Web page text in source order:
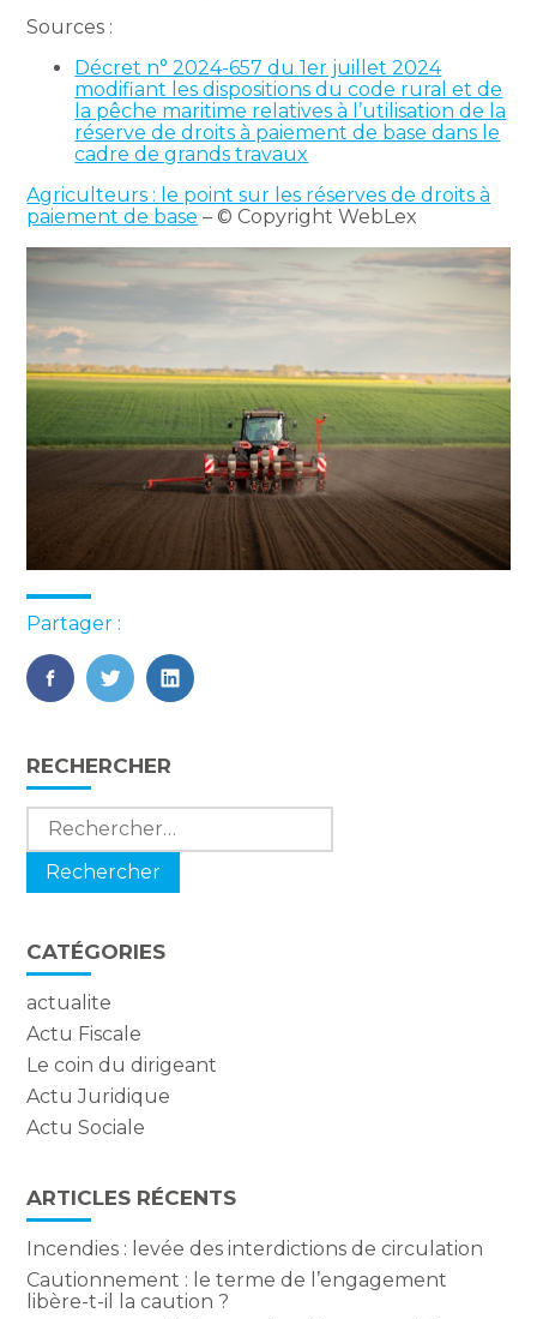
Sources :
Décret n° 2024-657 du 1er juillet 2024
modifiant les dispositions du code rural et de
la pêche maritime relatives à l’utilisation de la
réserve de droits à paiement de base dans le
cadre de grands travaux
Agriculteurs : le point sur les réserves de droits à
paiement de base – © Copyright WebLex
Partager :
FaceBook
TwitterLinkedIn
Blog
sidebar
RECHERCHER
Rechercher :
CATÉGORIES
actualite
Actu Fiscale
Le coin du dirigeant
Actu Juridique
Actu Sociale
ARTICLES RÉCENTS
Incendies : levée des interdictions de circulation
Cautionnement : le terme de l’engagement
libère-t-il la caution ?